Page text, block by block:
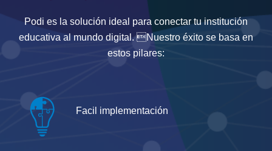
Podi es la solución ideal para conectar tu institución
educativa al mundo digital. Nuestro éxito se basa en
estos pilares:
Facil implementación